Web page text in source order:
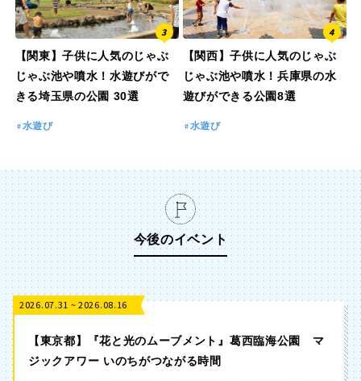
【関東】子供に人気のじゃぶ
じゃぶ池や噴水！水遊びがで
きる埼玉県の公園 30選
水遊び
【関西】子供に人気のじゃぶ
じゃぶ池や噴水！兵庫県の水
遊びができる公園8選
水遊び
今後のイベント
2026.07.31 ~ 2026.08.16
【東京都】『花と光のムーブメント』葛西臨海公園 マ
ジックアワー いのちがつながる時間